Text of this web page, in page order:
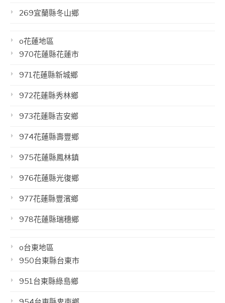
269宜蘭縣冬山鄉
o花蓮地區
970花蓮縣花蓮市
971花蓮縣新城鄉
972花蓮縣秀林鄉
973花蓮縣吉安鄉
974花蓮縣壽豐鄉
975花蓮縣鳳林鎮
976花蓮縣光復鄉
977花蓮縣豐濱鄉
978花蓮縣瑞穗鄉
o台東地區
950台東縣台東市
951台東縣綠島鄉